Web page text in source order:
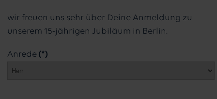
wir freuen uns sehr über Deine Anmeldung zu
unserem 15-jährigen Jubiläum in Berlin.
Anrede (*)